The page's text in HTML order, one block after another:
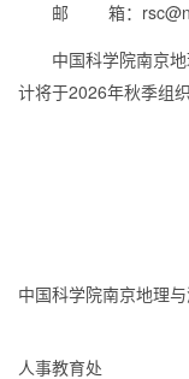
邮 箱：
中国科学院南京
计将于2026年秋季组
中国科学院南京地理
人事教育处